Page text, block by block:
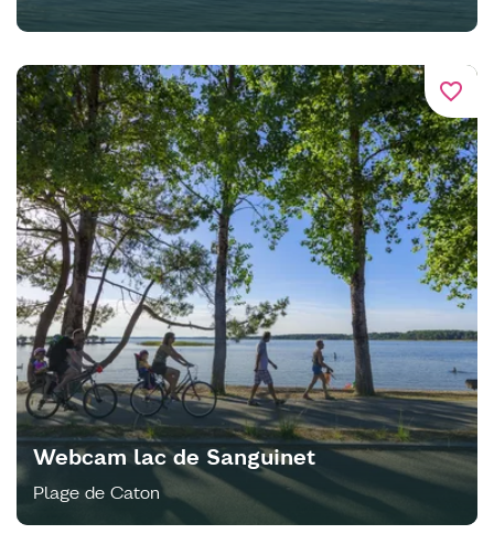
favorite_border
Webcam lac de Sanguinet
Plage de Caton